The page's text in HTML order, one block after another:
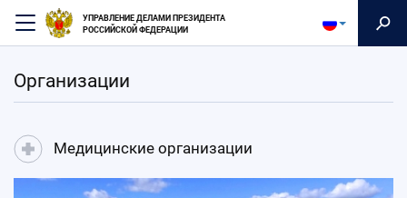
Перейти
основному
УПРАВЛЕНИЕ ДЕЛАМИ ПРЕЗИДЕНТА
РОССИЙСКОЙ ФЕДЕРАЦИИ
Организации
Медицинские организации